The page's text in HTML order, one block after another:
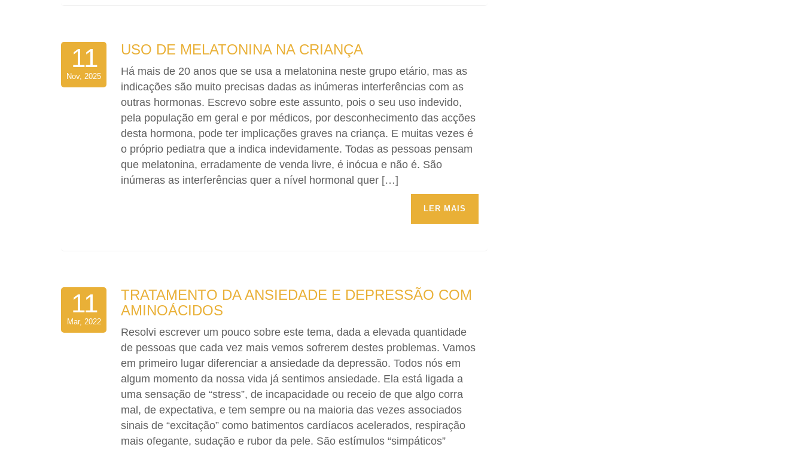
11
Nov, 2025
USO DE MELATONINA NA CRIANÇA
Há mais de 20 anos que se usa a melatonina neste grupo etário, mas as
indicações são muito precisas dadas as inúmeras interferências com as
outras hormonas. Escrevo sobre este assunto, pois o seu uso indevido,
pela população em geral e por médicos, por desconhecimento das acções
desta hormona, pode ter implicações graves na criança. E muitas vezes é
o próprio pediatra que a indica indevidamente. Todas as pessoas pensam
que melatonina, erradamente de venda livre, é inócua e não é. São
inúmeras as interferências quer a nível hormonal quer […]
LER MAIS
11
Mar, 2022
TRATAMENTO DA ANSIEDADE E DEPRESSÃO COM
AMINOÁCIDOS
Resolvi escrever um pouco sobre este tema, dada a elevada quantidade
de pessoas que cada vez mais vemos sofrerem destes problemas. Vamos
em primeiro lugar diferenciar a ansiedade da depressão. Todos nós em
algum momento da nossa vida já sentimos ansiedade. Ela está ligada a
uma sensação de “stress”, de incapacidade ou receio de que algo corra
mal, de expectativa, e tem sempre ou na maioria das vezes associados
sinais de “excitação” como batimentos cardíacos acelerados, respiração
mais ofegante, sudação e rubor da pele. São estímulos “simpáticos”